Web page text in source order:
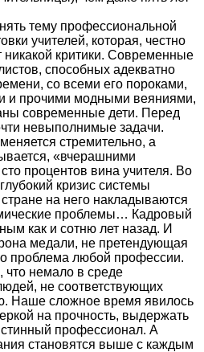
тему профессиональной
учителей, которая, честно
критики. Современные
способных адекватно
со всеми его пороками,
и прочими модными веяниями,
современные дети. Перед
невыполнимые задачи.
стремительно, а
«вчерашними
процентов вина учителя. Во
кризис системы
на него накладываются
проблемы… Кадровый
как и сотню лет назад. И
медали, не претендующая
проблема любой профессии.
что немало в среде
не соответствующих
Наше сложное время явилось
на прочность, выдержать
профессионал. А
становятся выше с каждым